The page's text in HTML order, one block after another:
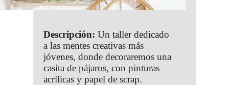
Descripción: Un taller dedicado
a las mentes creativas más
jóvenes, donde decoraremos una
casita de pájaros, con pinturas
acrílicas y papel de scrap.